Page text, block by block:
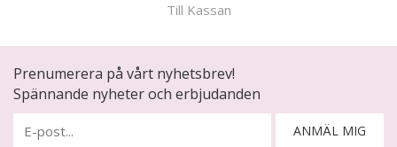
Till Kassan
Prenumerera på vårt nyhetsbrev!
Spännande nyheter och erbjudanden
ANMÄL MIG